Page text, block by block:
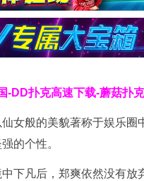
-DD扑克高速下载-蘑菇扑
女般的美貌著称于娱乐
的个性。
中下凡后，郑爽依然没有